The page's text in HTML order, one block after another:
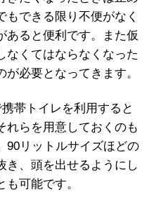
もできる限り不便がなく
あると便利です。また仮
なくてはならなくなった
必要となってきます。
帯トイレを利用すると
れらを用意しておくのも
90リットルサイズほどの
き、頭を出せるようにし
可能です。